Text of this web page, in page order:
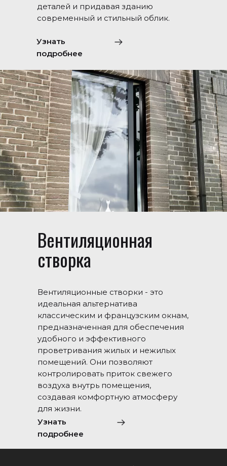
деталей и придавая зданию
современный и стильный облик.
Узнать
подробнее
Вентиляционная
створка
Вентиляционные створки - это
идеальная альтернатива
классическим и французским окнам,
предназначенная для обеспечения
удобного и эффективного
проветривания жилых и нежилых
помещений. Они позволяют
контролировать приток свежего
воздуха внутрь помещения,
создавая комфортную атмосферу
для жизни.
Узнать
подробнее